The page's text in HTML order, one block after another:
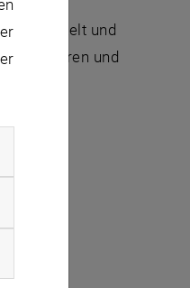
entwickelt und
Sensoren und